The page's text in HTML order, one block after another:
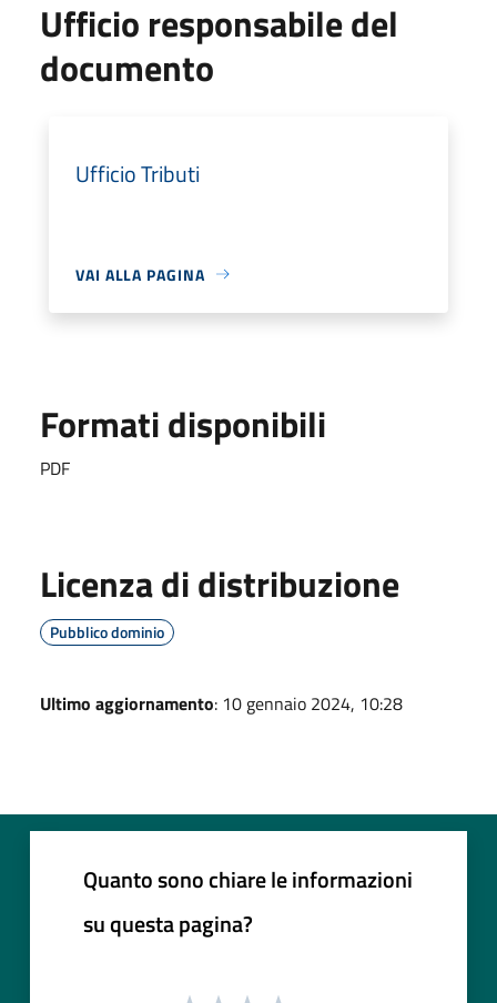
Ufficio responsabile del
documento
Ufficio Tributi
VAI ALLA PAGINA
Formati disponibili
PDF
Licenza di distribuzione
Pubblico dominio
Ultimo aggiornamento: 10 gennaio 2024, 10:28
Quanto sono chiare le informazioni
su questa pagina?